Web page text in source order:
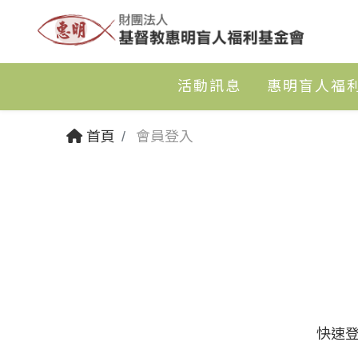
活動訊息 惠明盲人福
首頁 會員登入
快速